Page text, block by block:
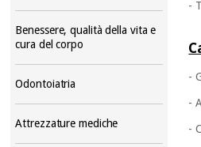
Benessere, qualità della vita e
cura del corpo
Odontoiatria
Attrezzature mediche
-
-
-
-